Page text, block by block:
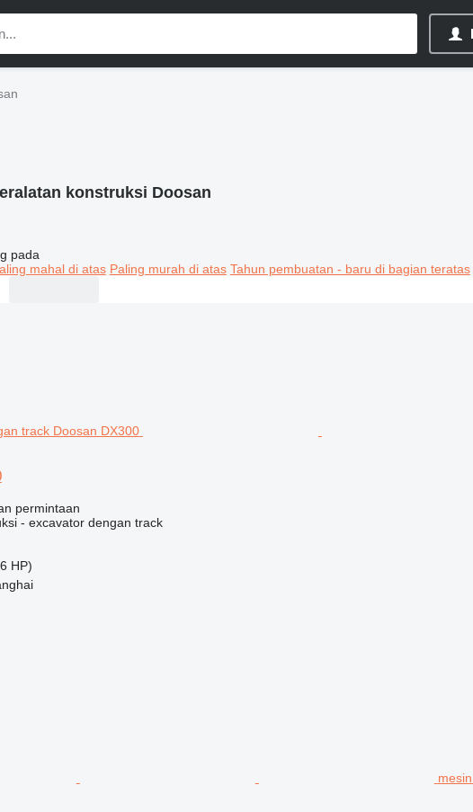
konstruksi Doosan
pada
mahal di atas Paling murah di atas Tahun pembuatan - baru di bagian teratas
permintaan
- excavator dengan track
HP)